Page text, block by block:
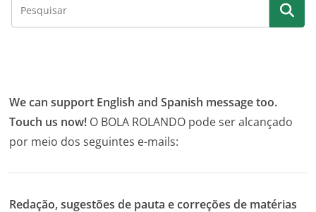
We can support English and Spanish message too.
Touch us now! O BOLA ROLANDO pode ser alcançado
por meio dos seguintes e-mails:
Redação, sugestões de pauta e correções de matérias